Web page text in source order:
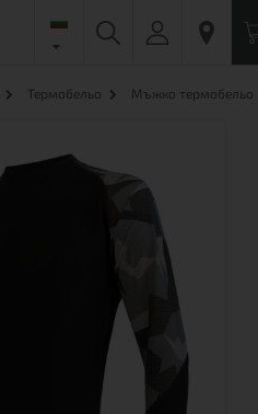
Термобельо Мъжко термобельо